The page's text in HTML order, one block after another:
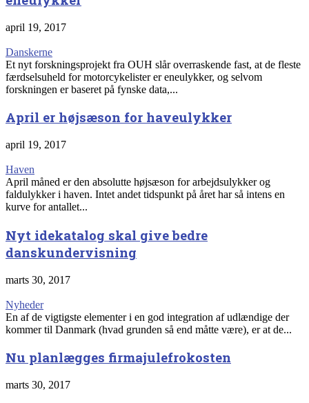
april 19, 2017
Danskerne
Et nyt forskningsprojekt fra OUH slår overraskende fast, at de fleste
færdselsuheld for motorcykelister er eneulykker, og selvom
forskningen er baseret på fynske data,...
April er højsæson for haveulykker
april 19, 2017
Haven
April måned er den absolutte højsæson for arbejdsulykker og
faldulykker i haven. Intet andet tidspunkt på året har så intens en
kurve for antallet...
Nyt idekatalog skal give bedre
danskundervisning
marts 30, 2017
Nyheder
En af de vigtigste elementer i en god integration af udlændige der
kommer til Danmark (hvad grunden så end måtte være), er at de...
Nu planlægges firmajulefrokosten
marts 30, 2017